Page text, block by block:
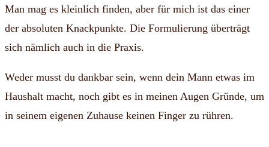
Man mag es kleinlich finden, aber für mich ist das einer
der absoluten Knackpunkte. Die Formulierung überträgt
sich nämlich auch in die Praxis.
Weder musst du dankbar sein, wenn dein Mann etwas im
Haushalt macht, noch gibt es in meinen Augen Gründe, um
in seinem eigenen Zuhause keinen Finger zu rühren.